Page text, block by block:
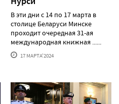
В эти дни с 14 по 17 марта в
столице Беларуси Минске
проходит очередная 31-ая
международная книжная ......
17 МАРТА'2024